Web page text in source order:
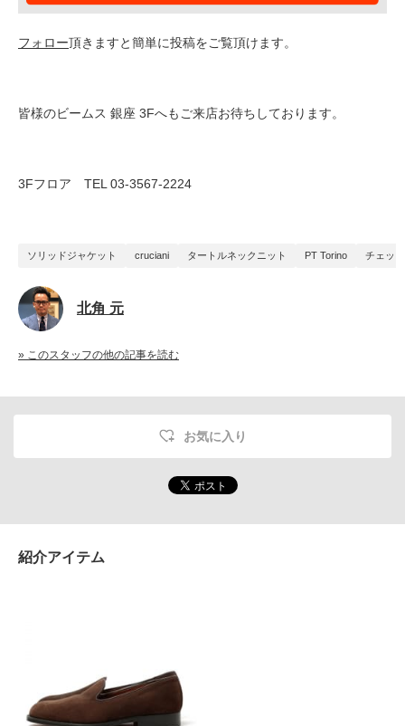
フォロー頂きますと簡単に投稿をご覧頂けます。
皆様のビームス 銀座 3Fへもご来店お待ちしております。
3Fフロア TEL 03-3567-2224
ソリッドジャケット cruciani タートルネックニット PT Torino チェッ
北角 元
» このスタッフの他の記事を読む
お気に入り
紹介アイテム